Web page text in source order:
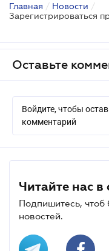
Главная / Новости /
Оставьте
Войдите, чтобы
комментарий
Читайте нас в
Подпишитесь, чтоб
новостей.